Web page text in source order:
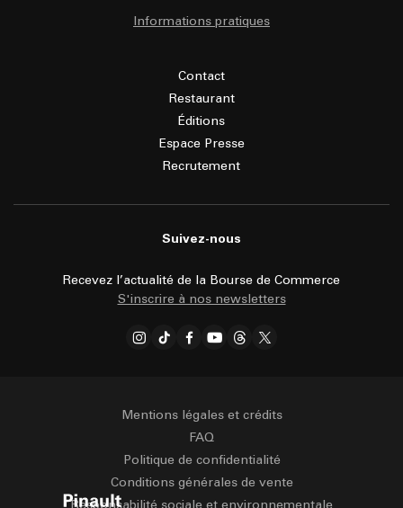
Informations pratiques
Contact
Restaurant
Éditions
Espace Presse
Recrutement
Suivez-nous
Recevez l’actualité de la Bourse de Commerce
S'inscrire à nos newsletters
Mentions légales et crédits
FAQ
Politique de confidentialité
Conditions générales de vente